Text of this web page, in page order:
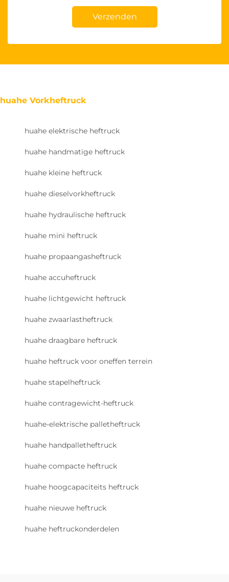
Verzenden
huahe Vorkheftruck
huahe elektrische heftruck
huahe handmatige heftruck
huahe kleine heftruck
huahe dieselvorkheftruck
huahe hydraulische heftruck
huahe mini heftruck
huahe propaangasheftruck
huahe accuheftruck
huahe lichtgewicht heftruck
huahe zwaarlastheftruck
huahe draagbare heftruck
huahe heftruck voor oneffen terrein
huahe stapelheftruck
huahe contragewicht-heftruck
huahe-elektrische palletheftruck
huahe handpalletheftruck
huahe compacte heftruck
huahe hoogcapaciteits heftruck
huahe nieuwe heftruck
huahe heftruckonderdelen